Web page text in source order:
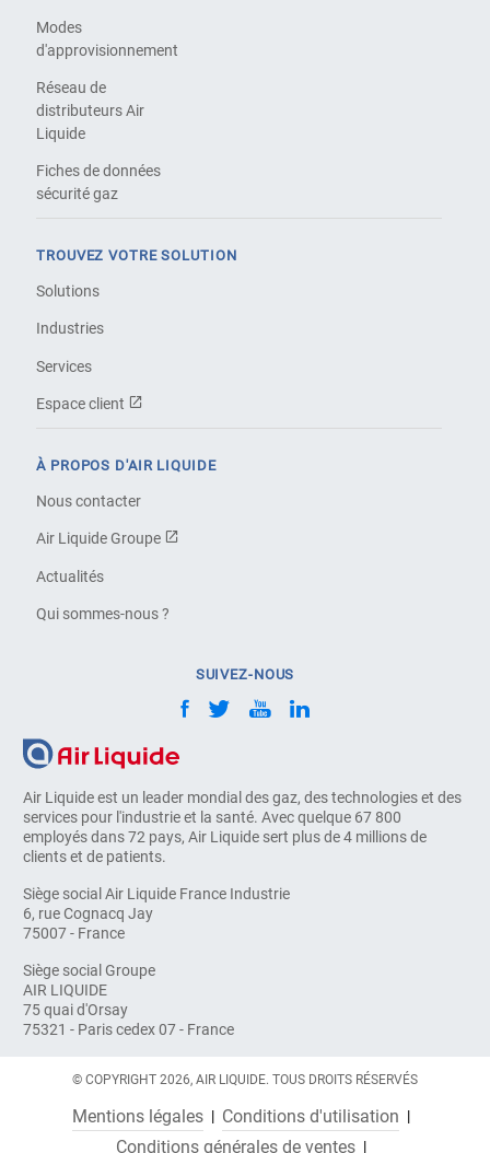
Air Liquide est un leader mondial des gaz, des technologies et des
services pour l'industrie et la santé. Avec quelque 67 800
employés dans 72 pays, Air Liquide sert plus de 4 millions de
clients et de patients.
Siège social Air Liquide France Industrie
6, rue Cognacq Jay
75007 - France
Siège social Groupe
AIR LIQUIDE
75 quai d'Orsay
75321 - Paris cedex 07 - France
Modes
d'approvisionnement
Réseau de
distributeurs Air
Liquide
Fiches de données
sécurité gaz
TROUVEZ VOTRE SOLUTION
Solutions
Industries
Services
Espace client
À PROPOS D'AIR LIQUIDE
Nous contacter
Air Liquide Groupe
Actualités
Qui sommes-nous ?
SUIVEZ-NOUS
© COPYRIGHT 2026, AIR LIQUIDE. TOUS DROITS RÉSERVÉS
Mentions légales
Conditions d'utilisation
Conditions générales de ventes